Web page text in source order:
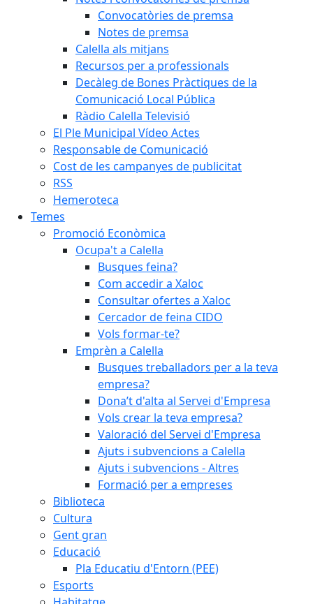
Convocatòries de premsa
Notes de premsa
Calella als mitjans
Recursos per a professionals
Decàleg de Bones Pràctiques de la
Comunicació Local Pública
Ràdio Calella Televisió
El Ple Municipal Vídeo Actes
Responsable de Comunicació
Cost de les campanyes de publicitat
RSS
Hemeroteca
Temes
Promoció Econòmica
Ocupa't a Calella
Busques feina?
Com accedir a Xaloc
Consultar ofertes a Xaloc
Cercador de feina CIDO
Vols formar-te?
Emprèn a Calella
Busques treballadors per a la teva
empresa?
Dona’t d'alta al Servei d'Empresa
Vols crear la teva empresa?
Valoració del Servei d'Empresa
Ajuts i subvencions a Calella
Ajuts i subvencions - Altres
Formació per a empreses
Biblioteca
Cultura
Gent gran
Educació
Pla Educatiu d'Entorn (PEE)
Esports